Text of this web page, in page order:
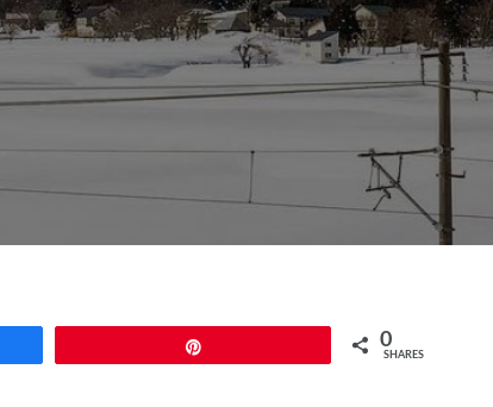
0
SHARES